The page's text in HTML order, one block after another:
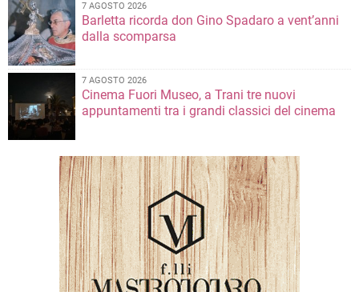
7 AGOSTO 2026
Barletta ricorda don Gino Spadaro a vent’anni
dalla scomparsa
7 AGOSTO 2026
Cinema Fuori Museo, a Trani tre nuovi
appuntamenti tra i grandi classici del cinema